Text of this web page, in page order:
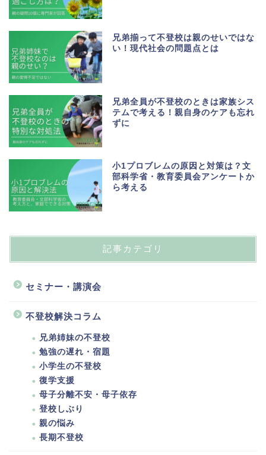
兄弟揃って不登校は親のせいではな
い！現代社会の問題点とは
兄弟全員が不登校のときは家族シス
テムで考える！親自身のケアも忘れ
ずに
小1プロブレムの原因と対策は？文
部科学省・教育委員会アンケートか
ら考える
記事カテゴリ
セミナー・講演会
不登校解決コラム
兄弟姉妹の不登校
勉強の遅れ・宿題
小学生の不登校
復学支援
母子分離不安・母子依存
登校しぶり
親の悩み
長期不登校